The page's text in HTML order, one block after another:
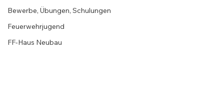
Bewerbe, Übungen, Schulungen
Feuerwehrjugend
FF-Haus Neubau